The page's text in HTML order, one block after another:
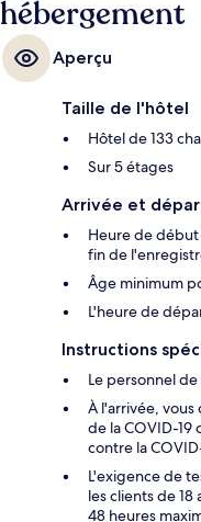
hébergement
Aperçu
Taille de l'hôtel
Hôtel de 133
Sur 5 étages
Arrivée et
Heure de
fin de
Âge minimum
L'heure de
Instructions
Le personnel
À l'arrivée,
de la COVID-
contre la
L'exigence de
les clients de
48 heures